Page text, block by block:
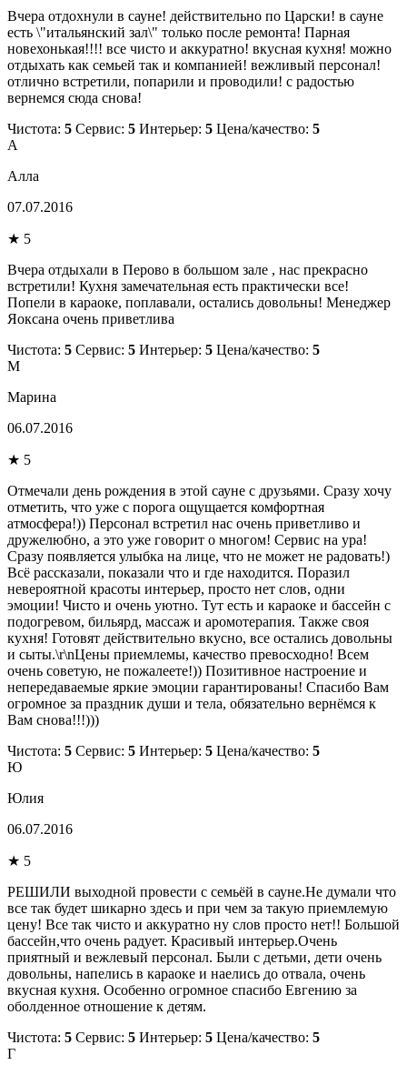
Вчера отдохнули в сауне! действительно по Царски! в сауне
есть \"итальянский зал\" только после ремонта! Парная
новехонькая!!!! все чисто и аккуратно! вкусная кухня! можно
отдыхать как семьей так и компанией! вежливый персонал!
отлично встретили, попарили и проводили! с радостью
вернемся сюда снова!
Чистота: 5 Сервис: 5 Интерьер: 5 Цена/качество: 5
А
Алла
07.07.2016
★ 5
Вчера отдыхали в Перово в большом зале , нас прекрасно
встретили! Кухня замечательная есть практически все!
Попели в караоке, поплавали, остались довольны! Менеджер
Яоксана очень приветлива
Чистота: 5 Сервис: 5 Интерьер: 5 Цена/качество: 5
М
Марина
06.07.2016
★ 5
Отмечали день рождения в этой сауне с друзьями. Сразу хочу
отметить, что уже с порога ощущается комфортная
атмосфера!)) Персонал встретил нас очень приветливо и
дружелюбно, а это уже говорит о многом! Сервис на ура!
Сразу появляется улыбка на лице, что не может не радовать!)
Всё рассказали, показали что и где находится. Поразил
невероятной красоты интерьер, просто нет слов, одни
эмоции! Чисто и очень уютно. Тут есть и караоке и бассейн с
подогревом, бильярд, массаж и аромотерапия. Также своя
кухня! Готовят действительно вкусно, все остались довольны
и сыты.\r\nЦены приемлемы, качество превосходно! Всем
очень советую, не пожалеете!)) Позитивное настроение и
непередаваемые яркие эмоции гарантированы! Спасибо Вам
огромное за праздник души и тела, обязательно вернёмся к
Вам снова!!!)))
Чистота: 5 Сервис: 5 Интерьер: 5 Цена/качество: 5
Ю
Юлия
06.07.2016
★ 5
РЕШИЛИ выходной провести с семьёй в сауне.Не думали что
все так будет шикарно здесь и при чем за такую приемлемую
цену! Все так чисто и аккуратно ну слов просто нет!! Большой
бассейн,что очень радует. Красивый интерьер.Очень
приятный и вежлевый персонал. Были с детьми, дети очень
довольны, напелись в караоке и наелись до отвала, очень
вкусная кухня. Особенно огромное спасибо Евгению за
оболденное отношение к детям.
Чистота: 5 Сервис: 5 Интерьер: 5 Цена/качество: 5
Г